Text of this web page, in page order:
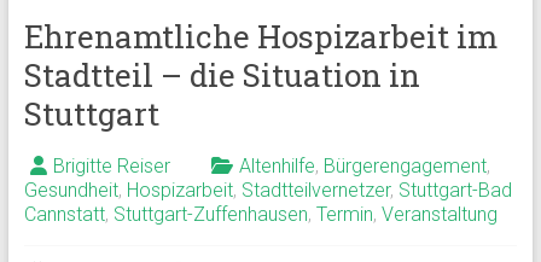
Ehrenamtliche Hospizarbeit im
Stadtteil – die Situation in
Stuttgart
Brigitte Reiser Altenhilfe, Bürgerengagement,
Gesundheit, Hospizarbeit, Stadtteilvernetzer, Stuttgart-Bad
Cannstatt, Stuttgart-Zuffenhausen, Termin, Veranstaltung